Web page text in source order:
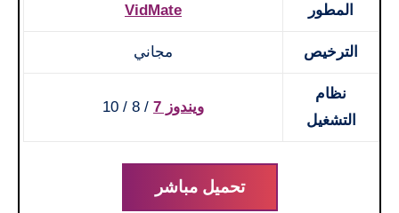
المطور VidMate
الترخيص مجاني
نظام
التشغيل
ويندوز 7 / 8 / 10
تحميل مباشر